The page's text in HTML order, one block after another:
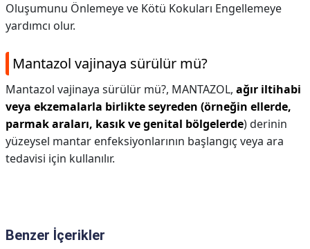
Oluşumunu Önlemeye ve Kötü Kokuları Engellemeye
yardımcı olur.
Mantazol vajinaya sürülür mü?
Mantazol vajinaya sürülür mü?, MANTAZOL, ağır iltihabi
veya ekzemalarla birlikte seyreden (örneğin ellerde,
parmak araları, kasık ve genital bölgelerde) derinin
yüzeysel mantar enfeksiyonlarının başlangıç veya ara
tedavisi için kullanılır.
Benzer İçerikler